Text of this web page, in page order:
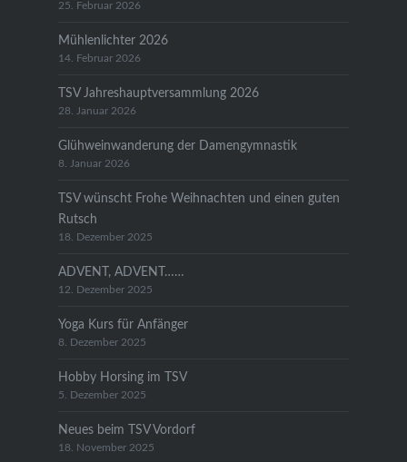
25. Februar 2026
Mühlenlichter 2026
14. Februar 2026
TSV Jahreshauptversammlung 2026
28. Januar 2026
Glühweinwanderung der Damengymnastik
8. Januar 2026
TSV wünscht Frohe Weihnachten und einen guten
Rutsch
18. Dezember 2025
ADVENT, ADVENT……
12. Dezember 2025
Yoga Kurs für Anfänger
8. Dezember 2025
Hobby Horsing im TSV
5. Dezember 2025
Neues beim TSV Vordorf
18. November 2025